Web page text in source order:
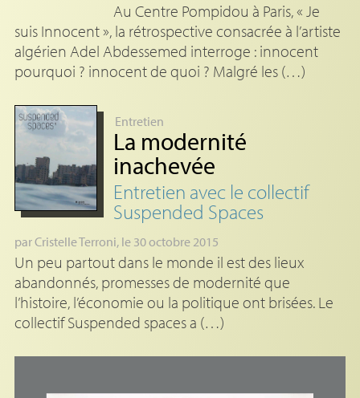
Au Centre Pompidou à Paris, « Je
suis Innocent », la rétrospective consacrée à l’artiste
algérien Adel Abdessemed interroge : innocent
pourquoi ? innocent de quoi ? Malgré les (…)
Entretien
La modernité
inachevée
Entretien avec le collectif
Suspended Spaces
parCristelle Terroni, le 30 octobre 2015
Un peu partout dans le monde il est des lieux
abandonnés, promesses de modernité que
l’histoire, l’économie ou la politique ont brisées. Le
collectif Suspended spaces a (…)